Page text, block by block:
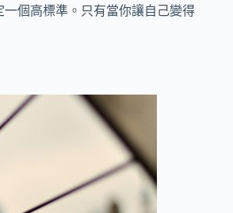
個高標準。只有當你讓自己變得